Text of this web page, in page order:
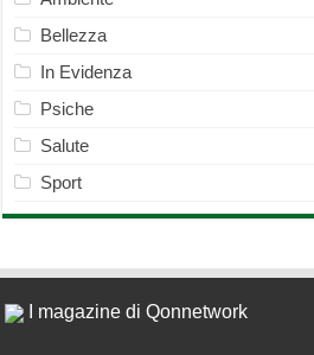
Bellezza
In Evidenza
Psiche
Salute
Sport
I magazine di Qonnetwork